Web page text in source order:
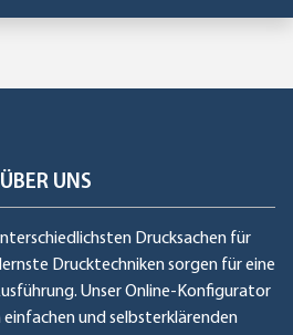
ÜBER UNS
Drucksachen für
Drucktechniken sorgen für eine
Unser Online-Konfigurator
einfachen und selbsterklärenden